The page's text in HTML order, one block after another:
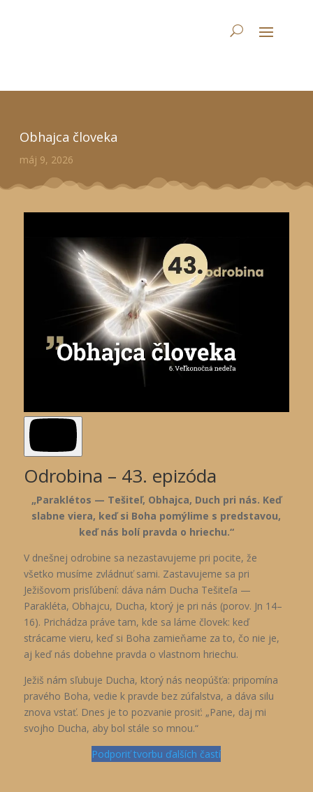
Obhajca človeka
máj 9, 2026
Odrobina – 43. epizóda
„Paraklétos — Tešiteľ, Obhajca, Duch pri nás. Keď
slabne viera, keď si Boha pomýlime s predstavou,
keď nás bolí pravda o hriechu.“
V dnešnej odrobine sa nezastavujeme pri pocite, že
všetko musíme zvládnuť sami. Zastavujeme sa pri
Ježišovom prisľúbení: dáva nám Ducha Tešiteľa —
Parakléta, Obhajcu, Ducha, ktorý je pri nás (porov. Jn 14–
16). Prichádza práve tam, kde sa láme človek: keď
strácame vieru, keď si Boha zamieňame za to, čo nie je,
aj keď nás dobehne pravda o vlastnom hriechu.
Ježiš nám sľubuje Ducha, ktorý nás neopúšťa: pripomína
pravého Boha, vedie k pravde bez zúfalstva, a dáva silu
znova vstať. Dnes je to pozvanie prosiť: „Pane, daj mi
svojho Ducha, aby bol stále so mnou.“
Podporiť tvorbu ďalších častí